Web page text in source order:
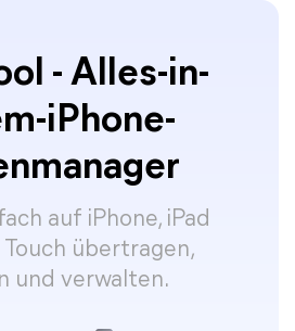
- Alles-in-
iPhone-
auf iPhone, iPad
Touch übertragen,
und verwalten.